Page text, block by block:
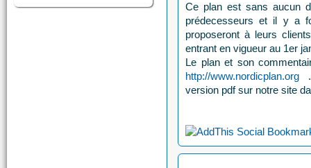
Ce plan est sans aucun
prédecesseurs et il y a
proposeront à leurs
entrant en vigueur au 1er
Le plan et son
http://www.nordicplan.org
version pdf sur notre site